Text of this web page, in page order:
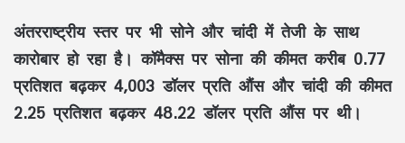
अंतरराष्ट्रीय स्तर पर भी सोने और चांदी में तेजी के साथ
कारोबार हो रहा है। कॉमैक्स पर सोना की कीमत करीब 0.77
प्रतिशत बढ़कर 4,003 डॉलर प्रति औंस और चांदी की कीमत
2.25 प्रतिशत बढ़कर 48.22 डॉलर प्रति औंस पर थी।